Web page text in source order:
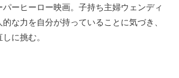
パーヒーロー映画。子持ち主婦ウェンディ
な力を自分が持っていることに気づき、
に挑む。